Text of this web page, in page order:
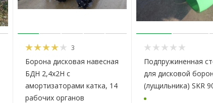
3
Борона дисковая навесная
БДН 2,4х2Н с
амортизаторами катка, 14
рабочих органов
Подпружиненная
для дисковой
(лущильника) SKR